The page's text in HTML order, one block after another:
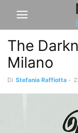
The
Milano
Di Stefania Raffiotta -